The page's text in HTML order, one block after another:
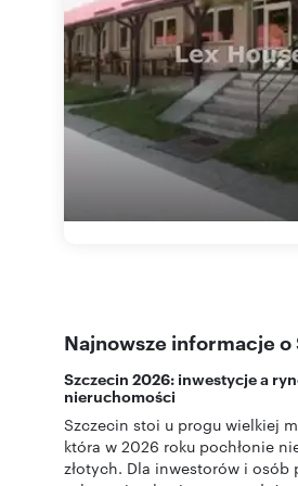
Najnowsze informacje
Szczecin 2026: inwestycje a
nieruchomości
Szczecin stoi u progu wielkiej
która w 2026 roku pochłonie
złotych. Dla inwestorów i osób